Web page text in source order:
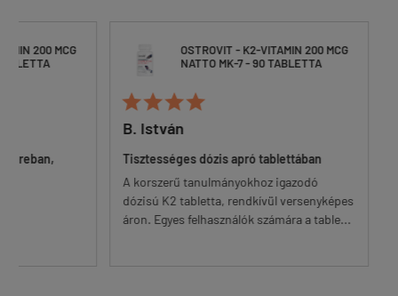
MCG
OSTROVIT - K2-VITAMIN 200 MCG
NATTO MK-7 - 90 TABLETTA

B. István
Tisztességes dózis apró tablettában
A korszerű tanulmányokhoz igazodó
dózisú K2 tabletta, rendkívül versenyképes
áron. Egyes felhasználók számára a table...